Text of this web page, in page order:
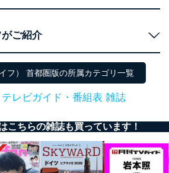
商品代金回収のため
ス、キャンペーン等の広告の案内
のため
個人が特定できない形で取得した
閲覧履歴や購買履歴等の情報を分
析して、趣味・嗜好に
広告のため
処、オペレーター教育など応対品
質向上のため
カスタマーQ＆Aサイトの投稿内容
の確認のため
ｅメール等によるカスタマーQ＆A
ご紹介
フ） 首都圏版の所属カテゴリ一覧
テレビガイド・番組表 雑誌
こちらの雑誌も買っています！